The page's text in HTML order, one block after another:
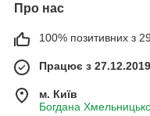
Про нас
100% позитивних з
Працює з 27.12.2019
м. Київ
Богдана